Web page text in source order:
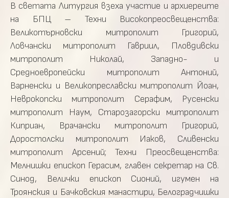
В светата Литургия взеха участие и архиереите
на БПЦ – Техни Високопреосвещенства:
Великотърновски митрополит Григорий,
Ловчански митрополит Гавриил, Пловдивски
митрополит Николай, Западно- и
Средноевропейски митрополит Антоний,
Варненски и Великопреславски митрополит Йоан,
Неврокопски митрополит Серафим, Русенски
митрополит Наум, Старозагорски митрополит
Киприан, Врачански митрополит Григорий,
Доростолски митрополит Иаков, Сливенски
митрополит Арсений; Техни Преосвещенства:
Мелнишки епископ Герасим, главен секретар на Св.
Синод, Велички епископ Сионий, игумен на
Троянския и Бачковския манастири, Белоградчишки